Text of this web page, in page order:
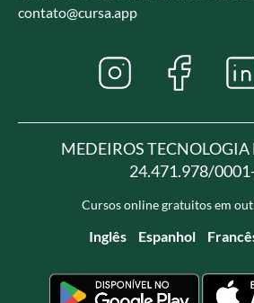
contato@cursa.app
MEDEIROS TECNOLOGIA
24.471.978/
Cursos online gratuitos em
Inglês Espanhol